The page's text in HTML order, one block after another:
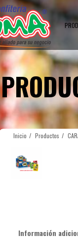
Inicio Productos
Información